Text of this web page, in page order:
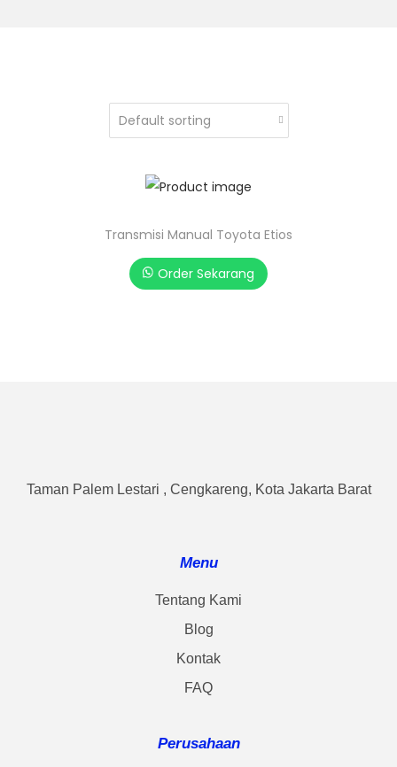
Transmisi Manual Toyota Etios
Order Sekarang
Taman Palem Lestari , Cengkareng, Kota Jakarta Barat
Menu
Tentang Kami
Blog
Kontak
FAQ
Perusahaan